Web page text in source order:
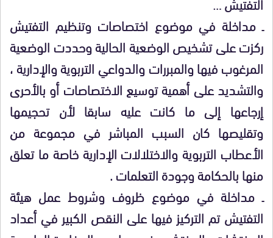
ـ مداخلة في موضوع اختصاصات وتنظيم التفتيش
ركزت على تشخيص الوضعية الحالية وحددت الوضعية
المرغوب فيها والمبررات والدواعي التربوية والإدارية ،
والتشديد على أهمية توسيع الاختصاصات أو بالأحرى
إرجاعها إلى ما كانت عليه سابقا لأن تحجيمها
وتقليصها كان السبب المباشر في مجموعة من
الأعطاب التربوية والاختلالات الإدارية خاصة ما تعلق
منها بالحكامة وجودة التعلمات .
ـ مداخلة في موضوع ظروف وشروط عمل هيئة
التفتيش تم التركيز فيها على النقص الكبير في أعداد